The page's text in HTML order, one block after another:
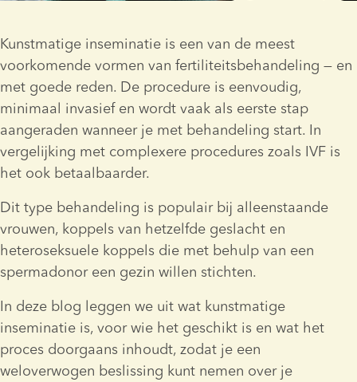
Kunstmatige inseminatie is een van de meest
voorkomende vormen van fertiliteitsbehandeling — en
met goede reden. De procedure is eenvoudig,
minimaal invasief en wordt vaak als eerste stap
aangeraden wanneer je met behandeling start. In
vergelijking met complexere procedures zoals IVF is
het ook betaalbaarder.
Dit type behandeling is populair bij alleenstaande
vrouwen, koppels van hetzelfde geslacht en
heteroseksuele koppels die met behulp van een
spermadonor een gezin willen stichten.
In deze blog leggen we uit wat kunstmatige
inseminatie is, voor wie het geschikt is en wat het
proces doorgaans inhoudt, zodat je een
weloverwogen beslissing kunt nemen over je